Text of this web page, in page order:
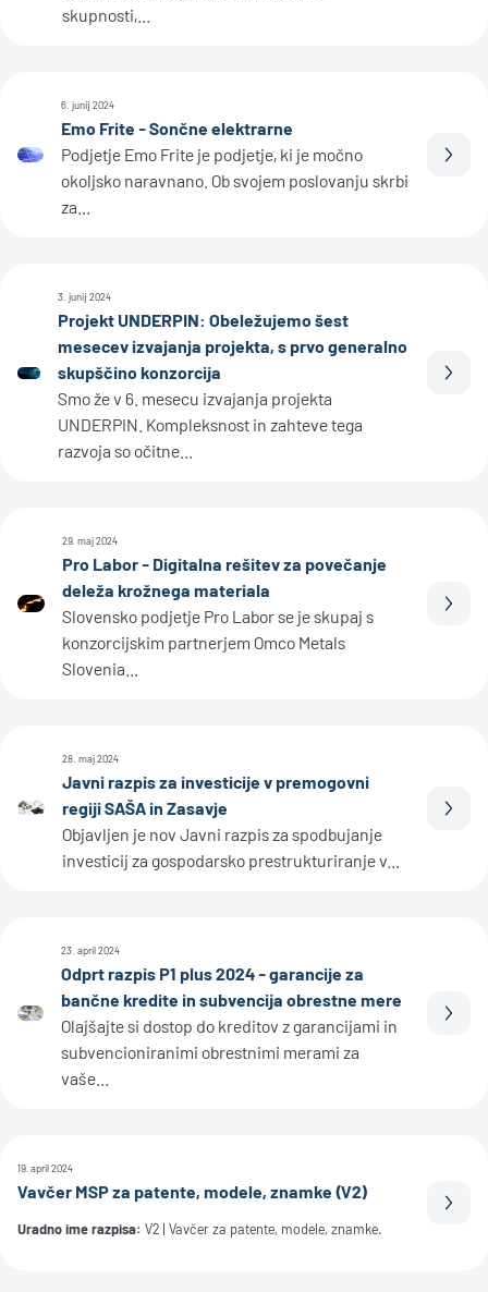
skupnosti,...
6. junij 2024
Emo Frite - Sončne elektrarne
Podjetje Emo Frite je podjetje, ki je močno
okoljsko naravnano. Ob svojem poslovanju skrbi
za...
3. junij 2024
Projekt UNDERPIN: Obeležujemo šest
mesecev izvajanja projekta, s prvo generalno
skupščino konzorcija
Smo že v 6. mesecu izvajanja projekta
UNDERPIN. Kompleksnost in zahteve tega
razvoja so očitne...
29. maj 2024
Pro Labor - Digitalna rešitev za povečanje
deleža krožnega materiala
Slovensko podjetje Pro Labor se je skupaj s
konzorcijskim partnerjem Omco Metals
Slovenia...
28. maj 2024
Javni razpis za investicije v premogovni
regiji SAŠA in Zasavje
Objavljen je nov Javni razpis za spodbujanje
investicij za gospodarsko prestrukturiranje v...
23. april 2024
Odprt razpis P1 plus 2024 - garancije za
bančne kredite in subvencija obrestne mere
Olajšajte si dostop do kreditov z garancijami in
subvencioniranimi obrestnimi merami za
vaše...
19. april 2024
Vavčer MSP za patente, modele, znamke (V2)
Uradno ime razpisa: V2 | Vavčer za patente, modele, znamke.